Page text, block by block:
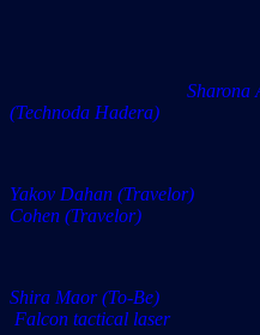
Sharona Azouri
(Technoda Hadera)
Yakov Dahan
Cohen (Travelor)
Shira
Falcon tactical laser